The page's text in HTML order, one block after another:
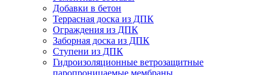
Добавки в бетон
Террасная доска из ДПК
Ограждения из ДПК
Заборная доска из ДПК
Ступени из ДПК
Гидроизоляционные ветрозащитные
паропроницаемые мембраны